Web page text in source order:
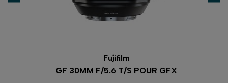
Fujifilm
GF 30MM F/5.6 T/S POUR GFX